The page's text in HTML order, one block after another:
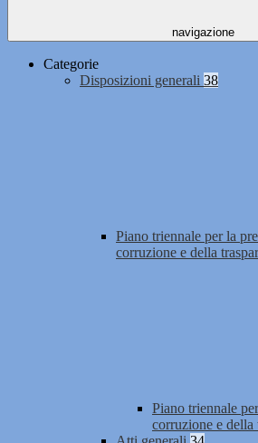
navigazione
Categorie
Disposizioni generali 38
Piano triennale per la
corruzione e della
Piano triennale
corruzione e della